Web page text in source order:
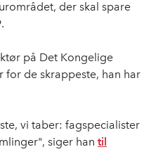
der skal spare
på Det Kongelige
for de skrappeste, han har
vi taber: fagspecialister
siger han til